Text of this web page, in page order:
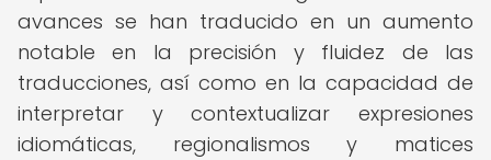
avances se han traducido en un aumento
notable en la precisión y fluidez de las
traducciones, así como en la capacidad de
interpretar y contextualizar expresiones
idiomáticas, regionalismos y matices